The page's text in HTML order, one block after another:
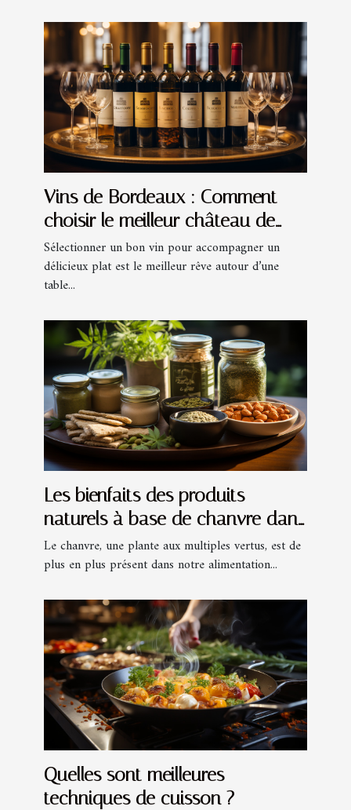
Vins de Bordeaux : Comment
choisir le meilleur château de
grand vin ?
Sélectionner un bon vin pour accompagner un
délicieux plat est le meilleur rêve autour d’une
table...
Les bienfaits des produits
naturels à base de chanvre dans
notre alimentation quotidienne
Le chanvre, une plante aux multiples vertus, est de
plus en plus présent dans notre alimentation...
Quelles sont meilleures
techniques de cuisson ?